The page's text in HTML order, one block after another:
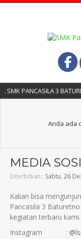
PANCASILA 3
Anda ada
MEDIA
Diterbitkan : Sabtu, 26
Kalian bisa
Pancasila 3
kegiatan terbaru
Instagram :